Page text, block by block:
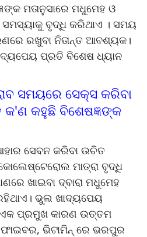
ମତାନୁସାରେ ମଧୁମେହ ଓ
ବୃଦ୍ଧି କରିଥାଏ । ସମୟ
ରଖୁବା ନିତାନ୍ତ ଆବଶ୍ୟକ।
ପ୍ରତି ବିଶେଷ ଧ୍ୟାନ
ସମୟରେ ସେକ୍ସ କରିବା
କ'ଣ କହୁଛି ବିଶେଷଜ୍ଞଙ୍କ
ସେବନ କରିବା ଉଚିତ
ମାତ୍ରା ବୃଦ୍ଧି
ଖାଇବା ଦ୍ବାରା ମଧୁମେହ
ଭୁଲ ଖାଦ୍ୟପେୟ
ପ୍ରମୁଖ କାରଣ ଉତ୍ତମ
ଭିଟାମିନ୍ ରେ ଭରପୁର